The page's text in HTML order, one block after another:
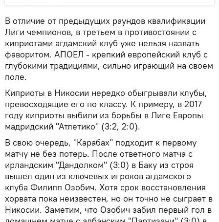
В отличие от предыдущих раундов квалификации
Лиги чемпионов, в третьем в противостоянии с
киприотами агдамский клуб уже нельзя назвать
фаворитом. АПОЕЛ - крепкий европейский клуб с
глубокими традициями, сильно играющий на своем
поле.
Киприоты в Никосии нередко обыгрывали клубы,
превосходящие его по классу. К примеру, в 2017
году киприоты выбили из борьбы в Лиге Европы
мадридский "Атлетико" (3:2, 2:0).
В свою очередь, "Карабах" подходит к первому
матчу не без потерь. После ответного матча с
ирландским "Дандолком" (3:0) в Баку из строя
вышел один из ключевых игроков агдамского
клуба Филипп Озобич. Хотя срок восстановления
хорвата пока неизвестен, но он точно не сыграет в
Никосии. Заметим, что Озобич забил первый гол в